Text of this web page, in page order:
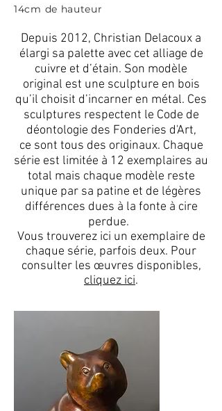
14cm de hauteur
Depuis 2012, Christian Delacoux a
élargi sa palette avec cet alliage de
cuivre et d’étain. Son modèle
original est une sculpture en bois
qu’il choisit d’incarner en métal. Ces
sculptures respectent le Code de
déontologie des Fonderies d'Art,
ce sont tous des originaux. Chaque
série est limitée à 12 exemplaires au
total mais chaque modèle reste
unique par sa patine et de légères
différences dues à la fonte à cire
perdue.
Vous trouverez ici un exemplaire de
chaque série, parfois deux. Pour
consulter les œuvres disponibles,
cliquez ici.